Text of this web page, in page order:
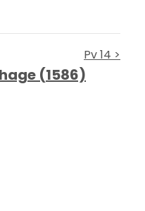
Pv 14 >
(1586)